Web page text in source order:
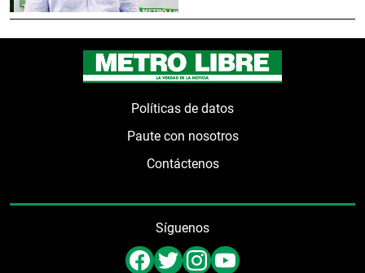
Políticas de datos
Paute con nosotros
Contáctenos
Síguenos